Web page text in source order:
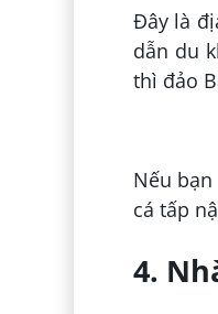
Đây là
dẫn du
thì đảo
Nếu
cá tấp
4.